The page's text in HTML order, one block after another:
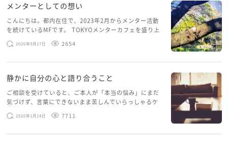
メンターとしての想い
こんにちは。都内在住で、2023年2月からメンター活動
を続けているMFです。 TOKYOメンターカフェを盛り上
げたいという想いから、勇気を出して初めてブログを投
稿してみようと思います。少し自分のことを書いてみま
2026年3月17日 2654
静かに自分の心と語り合うこと
ご相談を受けていると、ご本人が「本当の悩み」にまだ
気づけず、言葉にできないまま苦しんでいらっしゃるケ
ースがありますお悩みというのは、心の深いところ（深
層心理）に触れることで、まったく違う角度から解決の
2026年1月14日 7711